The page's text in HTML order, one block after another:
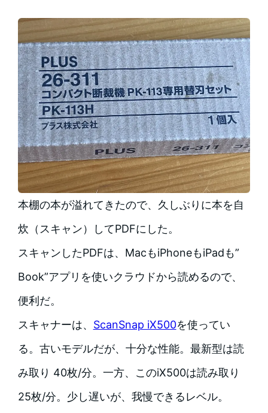
本棚の本が溢れてきたので、久しぶりに本を自
炊（スキャン）してPDFにした。
スキャンしたPDFは、MacもiPhoneもiPadも”
Book”アプリを使いクラウドから読めるので、
便利だ。
スキャナーは、 ScanSnap iX500を使ってい
る。古いモデルだが、十分な性能。最新型は読
み取り 40枚/分。一方、このiX500は読み取り
25枚/分。少し遅いが、我慢できるレベル。